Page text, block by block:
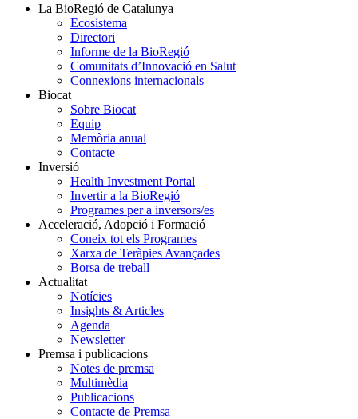
La BioRegió de Catalunya
Ecosistema
Directori
Informe de la BioRegió
Comunitats d’Innovació en Salut
Connexions internacionals
Biocat
Sobre Biocat
Equip
Memòria anual
Contacte
Inversió
Health Investment Portal
Invertir a la BioRegió
Programes per a inversors/es
Acceleració, Adopció i Formació
Coneix tot els Programes
Xarxa de Teràpies Avançades
Borsa de treball
Actualitat
Notícies
Insights & Articles
Agenda
Newsletter
Premsa i publicacions
Notes de premsa
Multimèdia
Publicacions
Contacte de Premsa